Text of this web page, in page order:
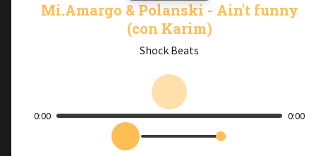
Mi.Amargo & Polanski - Ain't funny
(con Karim)
Shock Beats
0:00 0:00